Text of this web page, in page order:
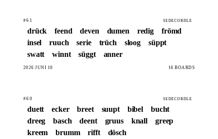
#61 SEDECORDLE
drück feend deven dumen redig
frömd
insel
ruuch serie trüch sloog
süppt
swatt
winnt süggt anner
2026 JUNI 10 16 BOARDS
#60 SEDECORDLE
duett ecker breet suupt bibel
bucht
dreeg
basch deent gruus knall
greep
kreem
brumm rifft dösch